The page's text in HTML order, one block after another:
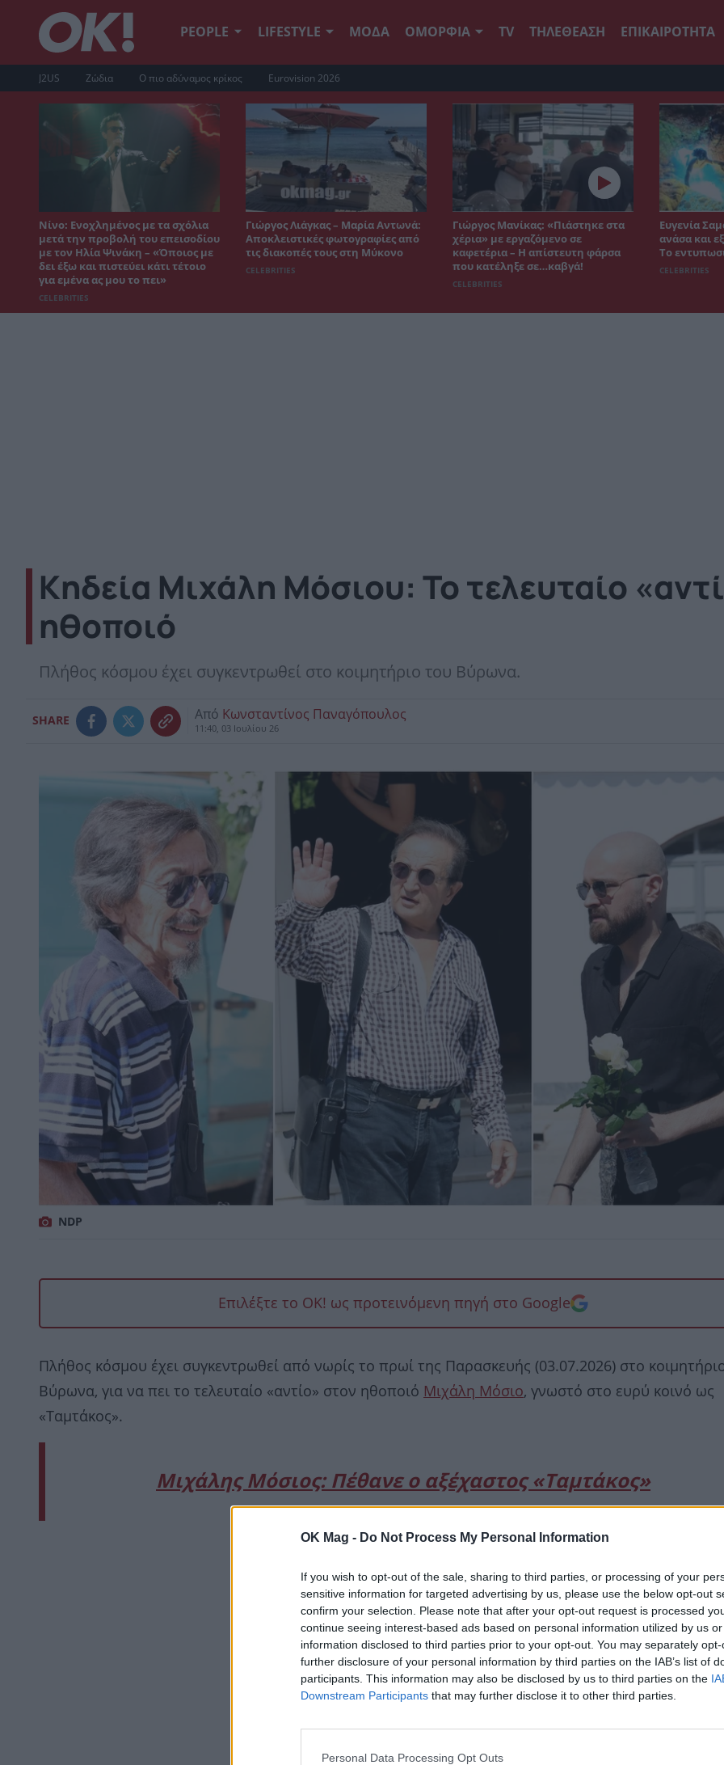
OK Mag - Do Not Process My Personal Information
If you wish to opt-out of the sale, sharing to third parties, or processing of your
sensitive information for targeted advertising by us, please use the below opt-out
confirm your selection. Please note that after your opt-out request is processed
continue seeing interest-based ads based on personal information utilized by us
information disclosed to third parties prior to your opt-out. You may separately
further disclosure of your personal information by third parties on the IAB’s list of
participants. This information may also be disclosed by us to third parties on the
Downstream Participants that may further disclose it to other third parties.
Personal Data Processing Opt Outs
PEOPLE LIFESTYLE ΜΟΔΑ ΟΜΟΡΦΙΑ TV ΤΗΛΕΘΕΑΣΗ ΕΠΙΚΑΙΡΟΤΗΤΑ
J2US Ζώδια Ο πιο αδύναμος κρίκος Eurovision 2026
Νίνο: Ενοχλημένος με τα σχόλια
μετά την προβολή του επεισοδίου
με τον Ηλία Ψινάκη – «Όποιος με
δει έξω και πιστεύει κάτι τέτοιο
για εμένα ας μου το πει»
CELEBRITIES
Γιώργος Λιάγκας – Μαρία Αντωνά:
Αποκλειστικές φωτογραφίες από
τις διακοπές τους στη Μύκονο
CELEBRITIES
Γιώργος Μανίκας: «Πιάστηκε στα
χέρια» με εργαζόμενο σε
καφετέρια – Η απίστευτη φάρσα
που κατέληξε σε…καβγά!
CELEBRITIES
Ευγενία
ανάσα και
Το
CELEBRITIES
Κηδεία Μιχάλη Μόσιου: Το τελευταίο
ηθοποιό
Πλήθος κόσμου έχει συγκεντρωθεί στο κοιμητήριο του Βύρωνα.
SHARE Από Κωνσταντίνος Παναγόπουλος
11:40, 03 Ιουλίου 26
NDP
Επιλέξτε το OK! ως προτεινόμενη πηγή στο Google
Πλήθος κόσμου έχει συγκεντρωθεί από νωρίς το πρωί της Παρασκευής (03.07.2026) στο
Βύρωνα, για να πει το τελευταίο «αντίο» στον ηθοποιό Μιχάλη Μόσιο, γνωστό στο ευρύ κοινό ως
«Ταμτάκος».
Μιχάλης Μόσιος: Πέθανε ο αξέχαστος «Ταμτάκος»